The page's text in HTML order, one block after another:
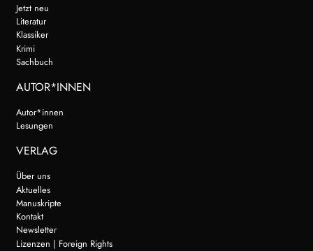
Jetzt neu
Literatur
Klassiker
Krimi
Sachbuch
AUTOR*INNEN
Autor*innen
Lesungen
VERLAG
Über uns
Aktuelles
Manuskripte
Kontakt
Newsletter
Lizenzen | Foreign Rights